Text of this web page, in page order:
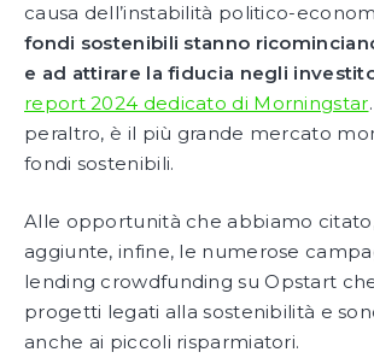
causa dell’instabilità politico-
fondi sostenibili stanno
e ad attirare la fiducia negli
report 2024 dedicato di Morningstar
peraltro, è il più grande mercato
fondi sostenibili.
Alle opportunità che abbiamo
aggiunte, infine, le numerose
lending crowdfunding su Opstart
progetti legati alla sostenibilità e
anche ai piccoli risparmiatori.